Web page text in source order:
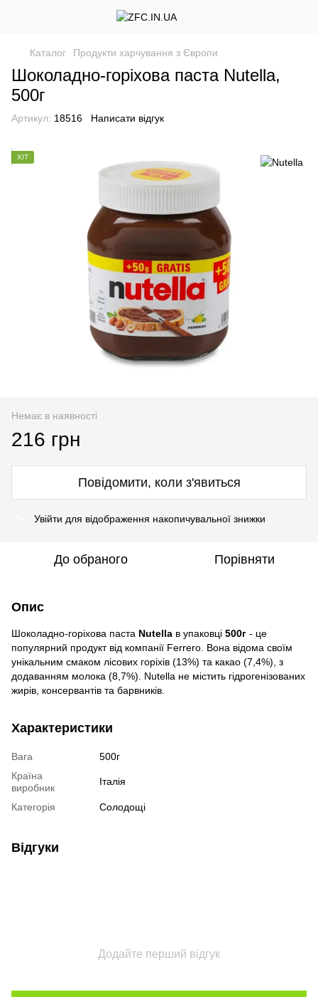
Каталог Продукти харчування з Європи
Шоколадно-горіхова паста Nutella,
500г
Артикул: 18516 Написати відгук
ХІТ
Немає в наявності
216 грн
Повідомити, коли з'явиться
Увійти для відображення накопичувальної знижки
До обраного Порівняти
Опис
Шоколадно-горіхова паста Nutella в упаковці 500г - це
популярний продукт від компанії Ferrero. Вона відома своїм
унікальним смаком лісових горіхів (13%) та какао (7,4%), з
додаванням молока (8,7%). Nutella не містить гідрогенізованих
жирів, консервантів та барвників.
Характеристики
Вага
500г
Країна
виробник
Італія
Категорія Солодощі
Відгуки
Додайте перший відгук